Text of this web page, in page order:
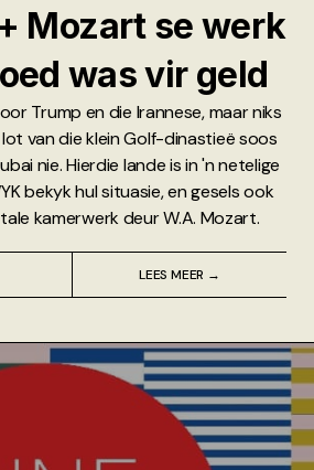
Mozart se werk
was vir geld
Trump en die Irannese, maar niks
van die klein Golf-dinastieë soos
nie. Hierdie lande is in 'n netelige
bekyk hul situasie, en gesels ook
kamerwerk deur W.A. Mozart.
LEES MEER →